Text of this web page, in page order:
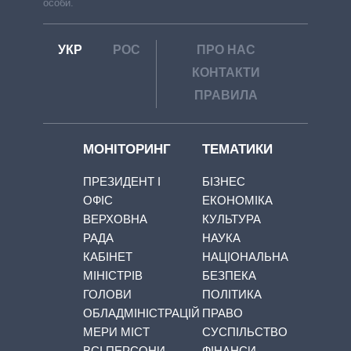
особи.
УКР РОС
ПРО НАС
КОНТАКТИ
ПРАВИЛА
МОНІТОРИНГ
ПРЕЗИДЕНТ І
ОФІС
ВЕРХОВНА
РАДА
КАБІНЕТ
МІНІСТРІВ
ГОЛОВИ
ОБЛАДМІНІСТРАЦІЙ
МЕРИ МІСТ
ТЕМАТИКИ
БІЗНЕС
ЕКОНОМІКА
КУЛЬТУРА
НАУКА
НАЦІОНАЛЬНА
БЕЗПЕКА
ПОЛІТИКА
ПРАВО
СУСПІЛЬСТВО